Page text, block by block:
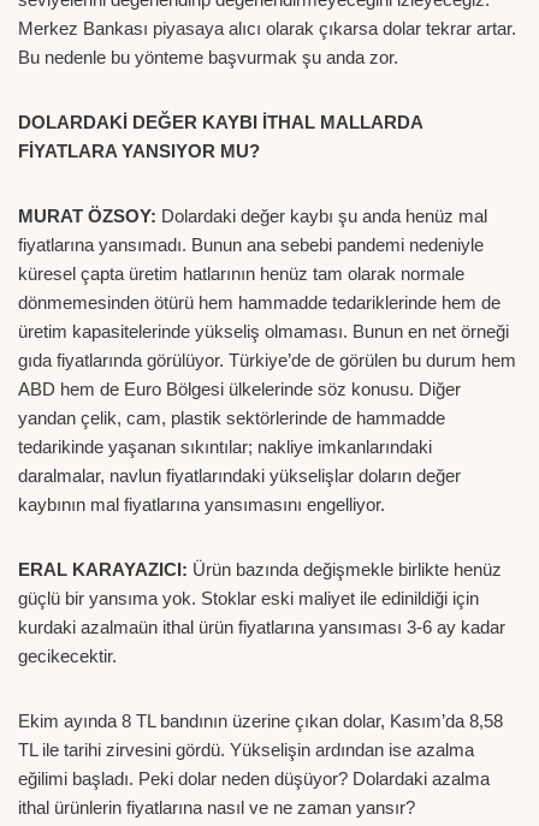
Merkez Bankası piyasaya alıcı olarak çıkarsa dolar tekrar artar.
Bu nedenle bu yönteme başvurmak şu anda zor.
DOLARDAKİ DEĞER KAYBI İTHAL MALLARDA
FİYATLARA YANSIYOR MU?
MURAT ÖZSOY: Dolardaki değer kaybı şu anda henüz mal
fiyatlarına yansımadı. Bunun ana sebebi pandemi nedeniyle
küresel çapta üretim hatlarının henüz tam olarak normale
dönmemesinden ötürü hem hammadde tedariklerinde hem de
üretim kapasitelerinde yükseliş olmaması. Bunun en net örneği
gıda fiyatlarında görülüyor. Türkiye’de de görülen bu durum hem
ABD hem de Euro Bölgesi ülkelerinde söz konusu. Diğer
yandan çelik, cam, plastik sektörlerinde de hammadde
tedarikinde yaşanan sıkıntılar; nakliye imkanlarındaki
daralmalar, navlun fiyatlarındaki yükselişlar doların değer
kaybının mal fiyatlarına yansımasını engelliyor.
ERAL KARAYAZICI: Ürün bazında değişmekle birlikte henüz
güçlü bir yansıma yok. Stoklar eski maliyet ile edinildiği için
kurdaki azalmaün ithal ürün fiyatlarına yansıması 3-6 ay kadar
gecikecektir.
Ekim ayında 8 TL bandının üzerine çıkan dolar, Kasım’da 8,58
TL ile tarihi zirvesini gördü. Yükselişin ardından ise azalma
eğilimi başladı. Peki dolar neden düşüyor? Dolardaki azalma
ithal ürünlerin fiyatlarına nasıl ve ne zaman yansır?